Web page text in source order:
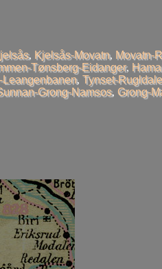
, Kjelsås-Movatn, Movatn-
Tønsberg-Eidanger,
Leangenbanen, Tynset-
Grong-Namsos, Grong-